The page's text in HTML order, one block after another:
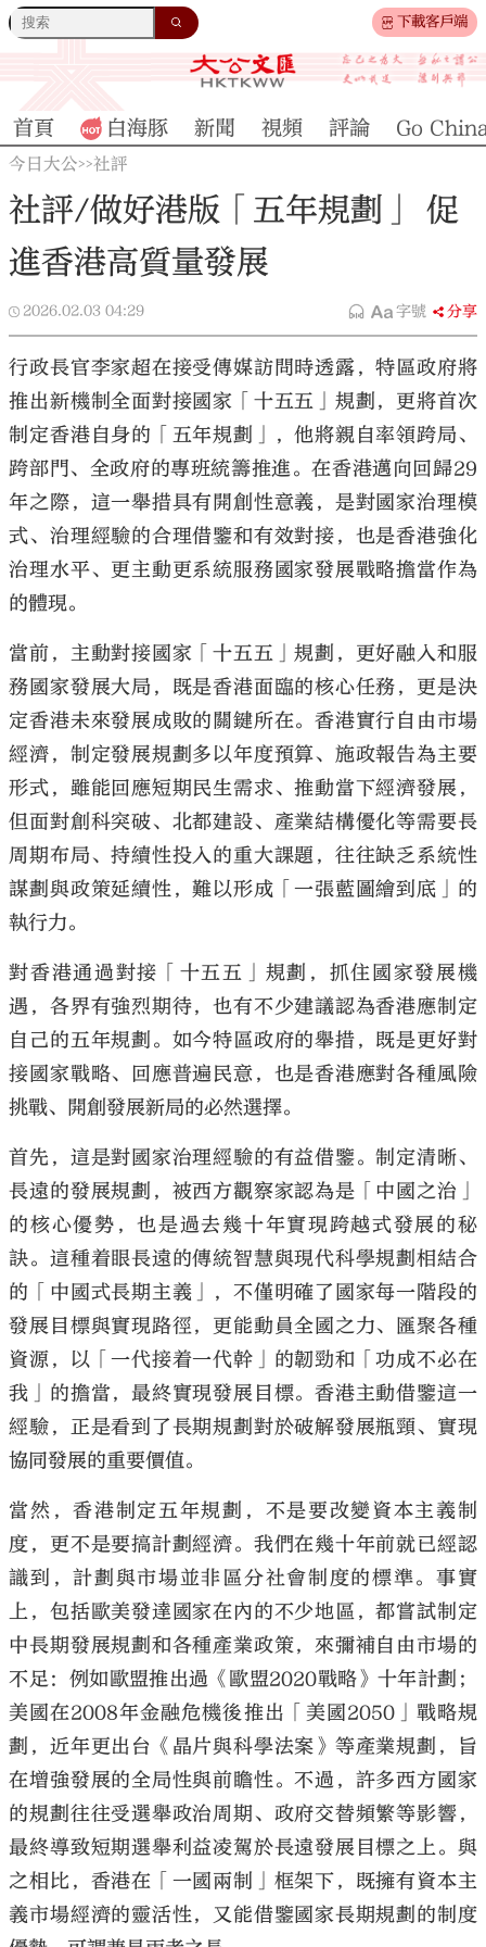
下載客戶端
首頁 白海豚 新聞 視頻 評論 Go
今日大公>>社評
社評/做好港版「五年規劃」 促
進香港高質量發展
2026.02.03 04:29 字號 分享
行政長官李家超在接受傳媒訪問時透露，特區政府將
推出新機制全面對接國家「十五五」規劃，更將首次
制定香港自身的「五年規劃」，他將親自率領跨局、
跨部門、全政府的專班統籌推進。在香港邁向回歸29
年之際，這一舉措具有開創性意義，是對國家治理模
式、治理經驗的合理借鑒和有效對接，也是香港強化
治理水平、更主動更系統服務國家發展戰略擔當作為
的體現。
當前，主動對接國家「十五五」規劃，更好融入和服
務國家發展大局，既是香港面臨的核心任務，更是決
定香港未來發展成敗的關鍵所在。香港實行自由市場
經濟，制定發展規劃多以年度預算、施政報告為主要
形式，雖能回應短期民生需求、推動當下經濟發展，
但面對創科突破、北都建設、產業結構優化等需要長
周期布局、持續性投入的重大課題，往往缺乏系統性
謀劃與政策延續性，難以形成「一張藍圖繪到底」的
執行力。
對香港通過對接「十五五」規劃，抓住國家發展機
遇，各界有強烈期待，也有不少建議認為香港應制定
自己的五年規劃。如今特區政府的舉措，既是更好對
接國家戰略、回應普遍民意，也是香港應對各種風險
挑戰、開創發展新局的必然選擇。
首先，這是對國家治理經驗的有益借鑒。制定清晰、
長遠的發展規劃，被西方觀察家認為是「中國之治」
的核心優勢，也是過去幾十年實現跨越式發展的秘
訣。這種着眼長遠的傳統智慧與現代科學規劃相結合
的「中國式長期主義」，不僅明確了國家每一階段的
發展目標與實現路徑，更能動員全國之力、匯聚各種
資源，以「一代接着一代幹」的韌勁和「功成不必在
我」的擔當，最終實現發展目標。香港主動借鑒這一
經驗，正是看到了長期規劃對於破解發展瓶頸、實現
協同發展的重要價值。
當然，香港制定五年規劃，不是要改變資本主義制
度，更不是要搞計劃經濟。我們在幾十年前就已經認
識到，計劃與市場並非區分社會制度的標準。事實
上，包括歐美發達國家在內的不少地區，都嘗試制定
中長期發展規劃和各種產業政策，來彌補自由市場的
不足：例如歐盟推出過《歐盟2020戰略》十年計劃；
美國在2008年金融危機後推出「美國2050」戰略規
劃，近年更出台《晶片與科學法案》等產業規劃，旨
在增強發展的全局性與前瞻性。不過，許多西方國家
的規劃往往受選舉政治周期、政府交替頻繁等影響，
最終導致短期選舉利益凌駕於長遠發展目標之上。與
之相比，香港在「一國兩制」框架下，既擁有資本主
義市場經濟的靈活性，又能借鑒國家長期規劃的制度